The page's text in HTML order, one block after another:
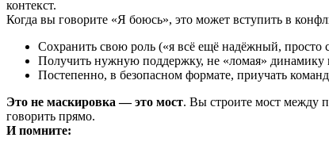
контекст.
Когда вы говорите «Я боюсь», это может вступить в
Сохранить свою роль («я всё ещё надёжный, просто
Получить нужную поддержку, не «ломая» динамику
Постепенно, в безопасном формате, приучать
Это не маскировка — это мост. Вы строите мост между
говорить прямо.
И помните: